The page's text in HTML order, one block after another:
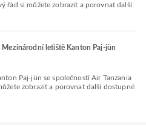
řád si můžete zobrazit a porovnat další
letiště Kanton Paj-jün
zobrazit a porovnat další dostupné